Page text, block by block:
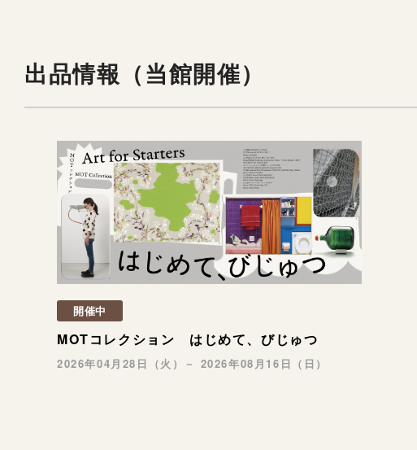
出品情報（当館開催）
開催中
MOTコレクション はじめて、びじゅつ
2026年04月28日（火）－ 2026年08月16日（日）